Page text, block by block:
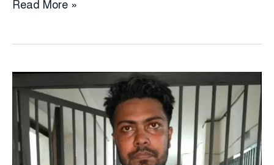
হান্নানের
বৈষম্যবিরোধী
নেতা
সাইফুল
ইসলাম
রাব্বি
আবারো
Read More »